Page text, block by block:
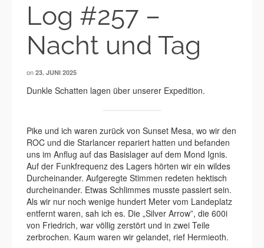
Log #257 –
Nacht und Tag
on 23. JUNI 2025
Dunkle Schatten lagen über unserer Expedition.
Pike und ich waren zurück von Sunset Mesa, wo wir den
ROC und die Starlancer repariert hatten und befanden
uns im Anflug auf das Basislager auf dem Mond Ignis.
Auf der Funkfrequenz des Lagers hörten wir ein wildes
Durcheinander. Aufgeregte Stimmen redeten hektisch
durcheinander. Etwas Schlimmes musste passiert sein.
Als wir nur noch wenige hundert Meter vom Landeplatz
entfernt waren, sah ich es. Die „Silver Arrow”, die 600i
von Friedrich, war völlig zerstört und in zwei Teile
zerbrochen. Kaum waren wir gelandet, rief Hermieoth.